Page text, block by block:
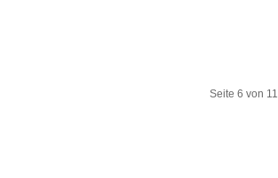
Seite 6 von 11